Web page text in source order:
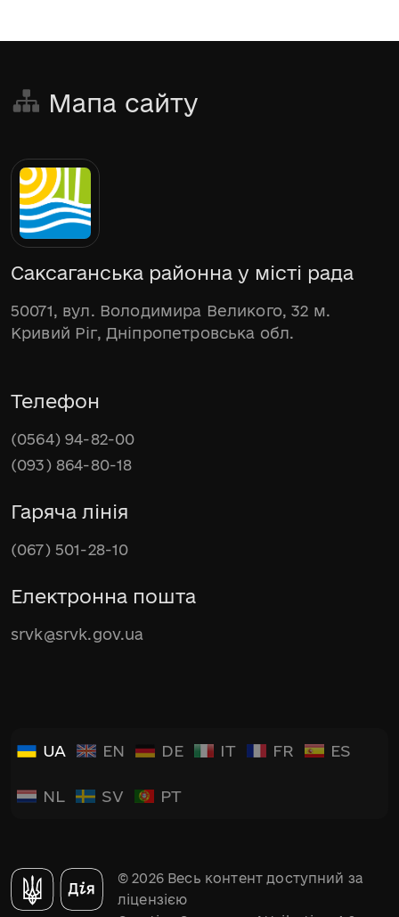
Мапа сайту
Саксаганська районна у місті рада
50071, вул. Володимира Великого, 32 м.
Кривий Ріг, Дніпропетровська обл.
Телефон
(0564) 94-82-00
(093) 864-80-18
Гаряча лінія
(067) 501-28-10
Електронна пошта
srvk@srvk.gov.ua
UA EN DE IT FR ES
NL SV PT
© 2026 Весь контент доступний за
ліцензією